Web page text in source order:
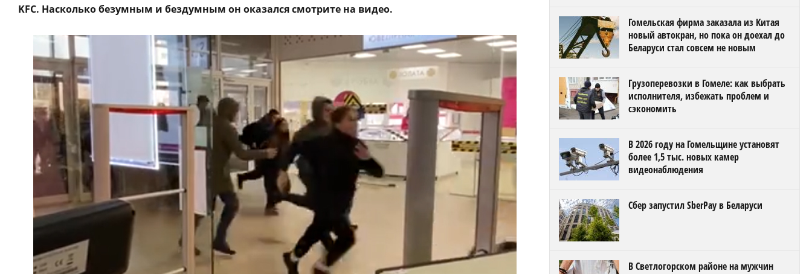
KFC. Насколько безумным и бездумным он оказался смотрите на видео.
Гомельская фирма заказала из Китая
новый автокран, но пока он доехал до
Беларуси стал совсем не новым
Грузоперевозки в Гомеле: как выбрать
исполнителя, избежать проблем и
сэкономить
В 2026 году на Гомельщине установят
более 1,5 тыс. новых камер
видеонаблюдения
Сбер запустил SberPay в Беларуси
В Светлогорском районе на мужчин